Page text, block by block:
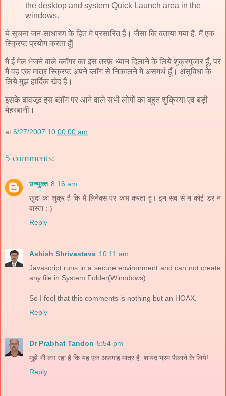
the desktop and system Quick Launch area in the
windows.
ये सूचना जन-साधारण के हित मे प्रसारित है। जैसा कि बताया गया है, मैं एक
स्क्रिप्ट प्रयोग करता हूँ|
मै ई मेल भेजने वाले ब्लॉगर का इस तरफ़ ध्यान दिलाने के लिये शुक्रगुजार हूँ, पर
मैं वह एक मात्र स्क्रिप्ट अपने ब्लॉग से निकालने मे असमर्थ हूँ। असुविधा के
लिये मुझ हार्दिक खेद है।
इसके बावजूद इस ब्लॉग पर आने वाले सभी लोगों का बहुत शुक्रिया एवं बड़ी
मेहरबानी।
at 6/27/2007 10:00:00 am
5 comments:
उन्मुक्त 8:16 am
खुदा का शुक्र है कि मैं लिनेक्स पर काम करता हूं। इन सब से न कोई डर न
वास्ता :-)
Reply
Ashish Shrivastava 10:11 am
Javascript runs in a secure environment and can not create
any file in System Folder(Winodows).
So I feel that this comments is nothing but an HOAX.
Reply
Dr Prabhat Tandon 5:54 pm
मुझे भी लग रहा है कि यह एक अफ़गाह मात्र है, शायद भ्रम फ़ैलाने के लिये!
Reply